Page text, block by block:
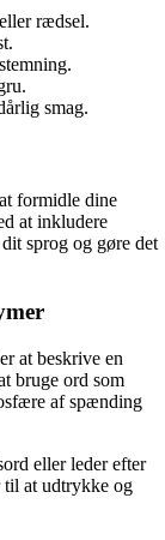
rædsel.
smag.
formidle dine
at inkludere
sprog og gøre det
at beskrive en
bruge ord som
af spænding
eller leder efter
til at udtrykke og